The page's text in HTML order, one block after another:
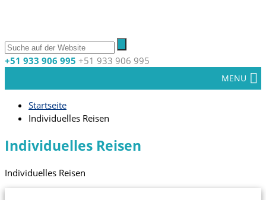
+51 933 906 995 +51 933 906 995
MENU
Startseite
Individuelles Reisen
Individuelles Reisen
Individuelles Reisen